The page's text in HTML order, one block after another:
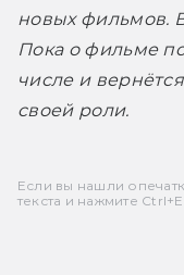
новых фильмов.
Пока о фильме
числе и
своей роли.
Если вы нашли
текста и нажмите